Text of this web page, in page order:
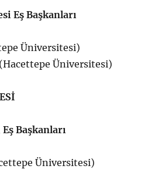
Eş Başkanları
Üniversitesi)
Üniversitesi)
Başkanları
Üniversitesi)